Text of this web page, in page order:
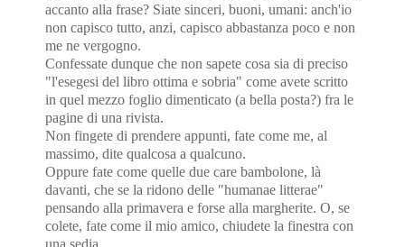
accanto alla frase? Siate sinceri, buoni, umani: anch'io
non capisco tutto, anzi, capisco abbastanza poco e non
me ne vergogno.
Confessate dunque che non sapete cosa sia di preciso
"l'esegesi del libro ottima e sobria" come avete scritto
in quel mezzo foglio dimenticato (a bella posta?) fra le
pagine di una rivista.
Non fingete di prendere appunti, fate come me, al
massimo, dite qualcosa a qualcuno.
Oppure fate come quelle due care bambolone, là
davanti, che se la ridono delle "humanae litterae"
pensando alla primavera e forse alla margherite. O, se
colete, fate come il mio amico, chiudete la finestra con
una sedia.